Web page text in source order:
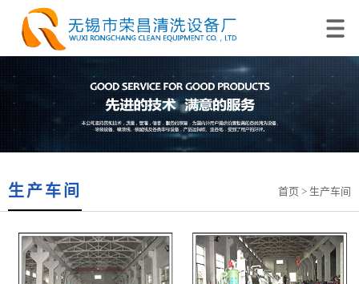
生产车间 首页 > 生产车间